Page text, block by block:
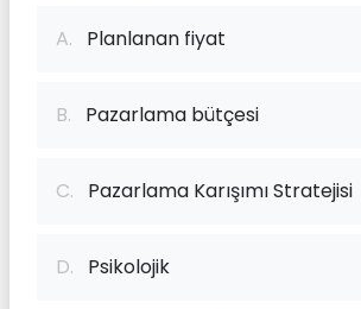
A. Planlanan fiyat
B. Pazarlama bütçesi
C. Pazarlama Karışımı Stratejisi
D. Psikolojik